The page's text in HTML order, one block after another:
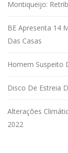
Montiqueijo:
BE Apresenta 14
Das Casas
Homem Suspeito
Disco De Estreia
Alterações
2022